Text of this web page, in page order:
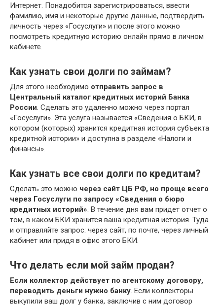
Интернет. Понадобится зарегистрироваться, ввести
фамилию, имя и некоторые другие данные, подтвердить
личность через «Госуслуги» и после этого можно
посмотреть кредитную историю онлайн прямо в личном
кабинете.
Как узнать свои долги по займам?
Для этого необходимо отправить запрос в
Центральный каталог кредитных историй Банка
России. Сделать это удаленно можно через портал
«Госуслуги». Эта услуга называется «Сведения о БКИ, в
котором (которых) хранится кредитная история субъекта
кредитной истории» и доступна в разделе «Налоги и
финансы».
Как узнать все свои долги по кредитам?
Сделать это можно через сайт ЦБ РФ, но проще всего
через Госуслуги по запросу «Сведения о бюро
кредитных историй». В течение дня вам придет отчет о
том, в каком БКИ хранится ваша кредитная история. Туда
и отправляйте запрос: через сайт, по почте, через личный
кабинет или придя в офис этого БКИ.
Что делать если мой займ продан?
Если коллектор действует по агентскому договору,
переводить деньги нужно банку. Если коллекторы
выкупили ваш долг у банка, заключив с ним договор